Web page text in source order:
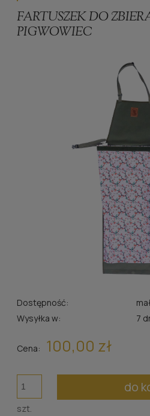
FARTUSZEK DO
PIGWOWIEC
Dostępność:
Wysyłka w:
7
Cena: 100,00 zł
szt.
do